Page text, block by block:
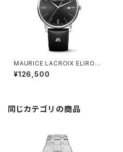
MAURICE LACROIX ELIROS
Date 40mm
¥126,500
同じカテゴリの商品